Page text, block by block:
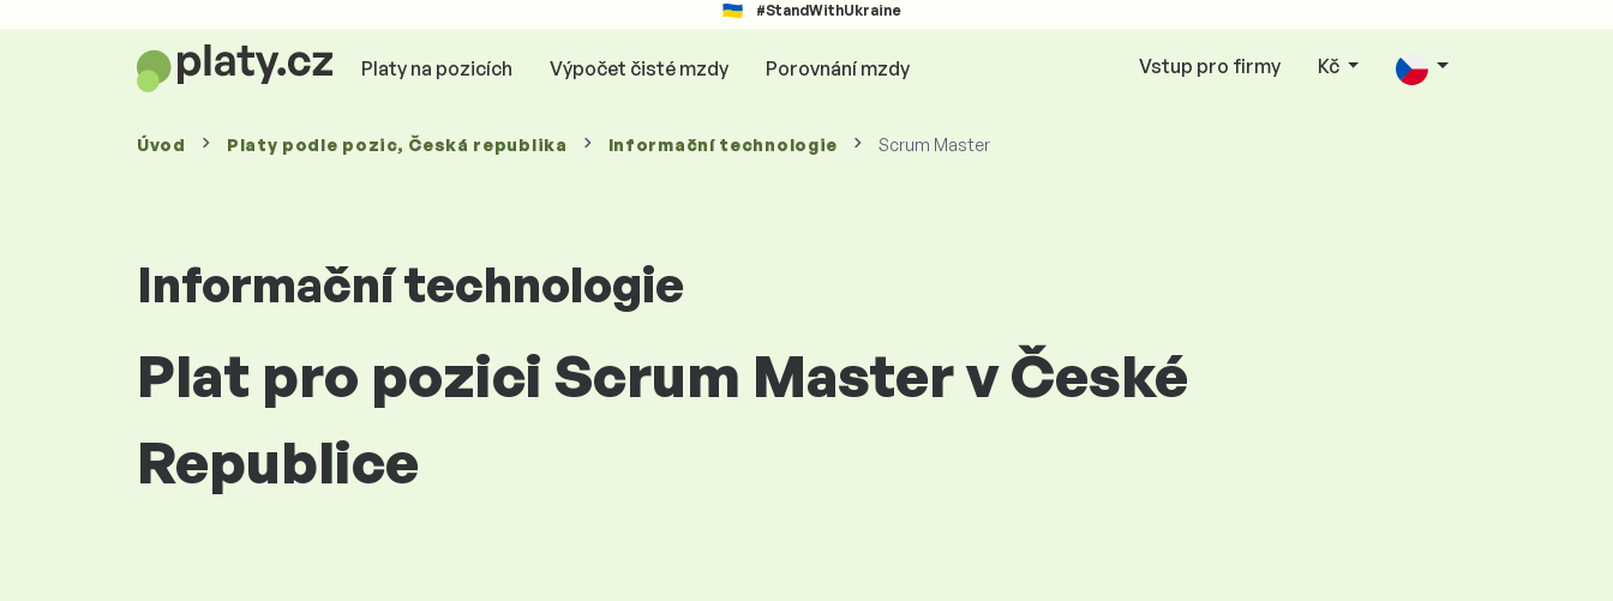
#StandWithUkraine
Platy na pozicích Výpočet čisté mzdy Porovnání mzdy Vstup pro firmy Kč
Úvod Platy podle pozic, Česká republika Informační technologie Scrum Master
Informační technologie
Plat pro pozici Scrum Master v České
Republice